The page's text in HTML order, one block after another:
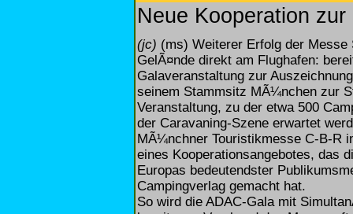
Neue Kooperation
(jc) (ms) Weiterer Erfolg der
GelÃ¤nde direkt am Flughafen:
Galaveranstaltung zur
seinem Stammsitz MÃ¼nchen zur
Veranstaltung, zu der etwa 500
der Caravaning-Szene erwartet
MÃ¼nchner Touristikmesse C-B-R
eines Kooperationsangebotes, das
Europas bedeutendster
Campingverlag gemacht hat.
So wird die ADAC-Gala mit